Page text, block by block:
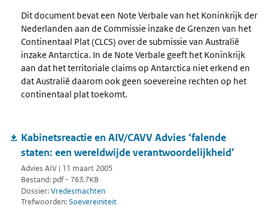
Dit document bevat een Note Verbale van het Koninkrijk der
Nederlanden aan de Commissie inzake de Grenzen van het
Continentaal Plat (CLCS) over de submissie van Australië
inzake Antarctica. In de Note Verbale geeft het Koninkrijk
aan dat het territoriale claims op Antarctica niet erkend en
dat Australië daarom ook geen soevereine rechten op het
continentaal plat toekomt.
Kabinetsreactie en AIV/CAVV Advies ‘falende
staten: een wereldwijde verantwoordelijkheid’
Advies AIV | 11 maart 2005
Bestand: pdf - 763.7KB
Dossier:Vredesmachten
Trefwoorden:Soevereiniteit